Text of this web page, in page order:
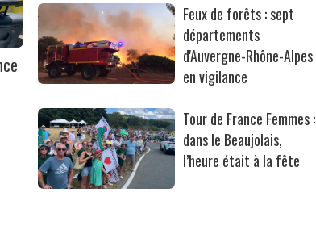
Feux de forêts : sept
départements
d'Auvergne-Rhône-Alpes
en vigilance
Tour de France Femmes :
dans le Beaujolais,
l’heure était à la fête